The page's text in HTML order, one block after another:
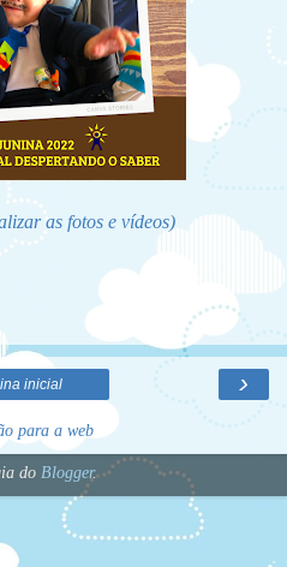
as fotos e vídeos)
›
inicial
para a web
do Blogger.